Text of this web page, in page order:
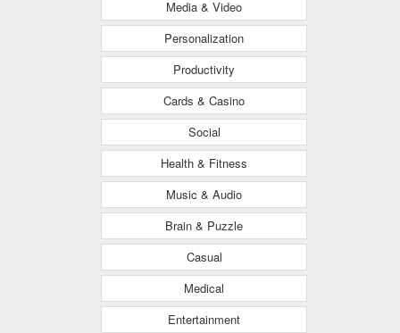
Media & Video
Personalization
Productivity
Cards & Casino
Social
Health & Fitness
Music & Audio
Brain & Puzzle
Casual
Medical
Entertainment